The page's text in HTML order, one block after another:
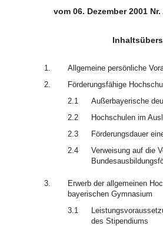
vom 06. Dezember 2001 Nr.
1.
Allgemeine persönliche
2.
Förderungsfähige
2.1
Außerbayerische
2.2
Hochschulen im
2.3
Förderungsdauer
2.4
Verweisung auf die
3.
Erwerb der allgemeinen
bayerischen Gymnasium
3.1
des Stipendiums